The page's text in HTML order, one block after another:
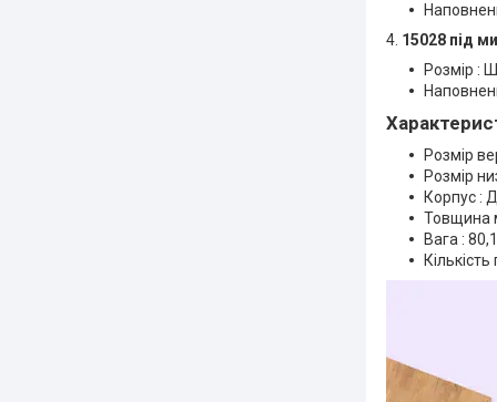
4. 15028 під
Розмір :
Розмір
Розмір
Корпус :
Товщина
Вага :